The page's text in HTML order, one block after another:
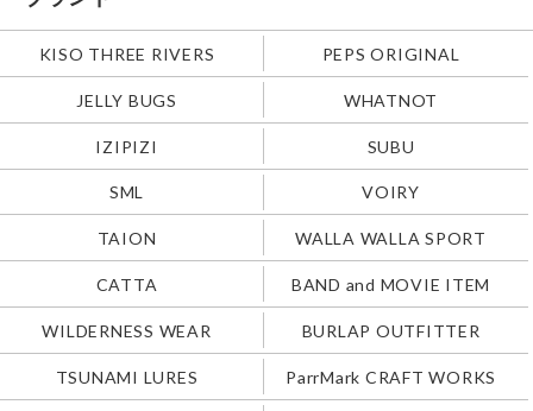
KISO THREE RIVERS PEPS ORIGINAL
JELLY BUGS WHATNOT
IZIPIZI SUBU
SML VOIRY
TAION WALLA WALLA SPORT
CATTA BAND and MOVIE ITEM
WILDERNESS WEAR BURLAP OUTFITTER
TSUNAMI LURES ParrMark CRAFT WORKS